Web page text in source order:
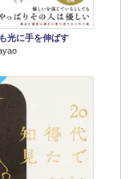
光に手を伸ばす